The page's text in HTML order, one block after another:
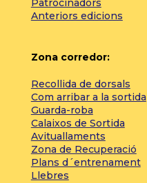
Patrocinadors
Anteriors edicions
Zona corredor:
Recollida de dorsals
Com arribar a la sortida
Guarda-roba
Calaixos de Sortida
Avituallaments
Zona de Recuperació
Plans d´entrenament
Llebres